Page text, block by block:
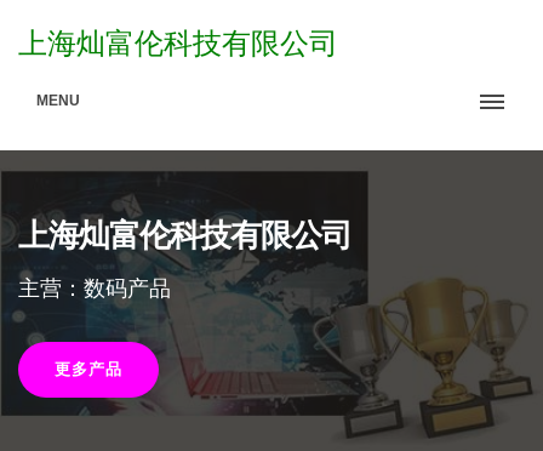
上海灿富伦科技有限公司
MENU
上海灿富伦科技有限公司
主营：数码产品
更多产品